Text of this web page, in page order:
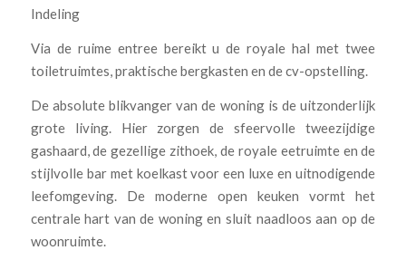
Indeling
Via de ruime entree bereikt u de royale hal met twee
toiletruimtes, praktische bergkasten en de cv-opstelling.
De absolute blikvanger van de woning is de uitzonderlijk
grote living. Hier zorgen de sfeervolle tweezijdige
gashaard, de gezellige zithoek, de royale eetruimte en de
stijlvolle bar met koelkast voor een luxe en uitnodigende
leefomgeving. De moderne open keuken vormt het
centrale hart van de woning en sluit naadloos aan op de
woonruimte.